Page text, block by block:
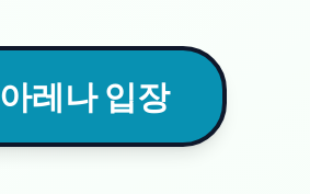
아레나 입장